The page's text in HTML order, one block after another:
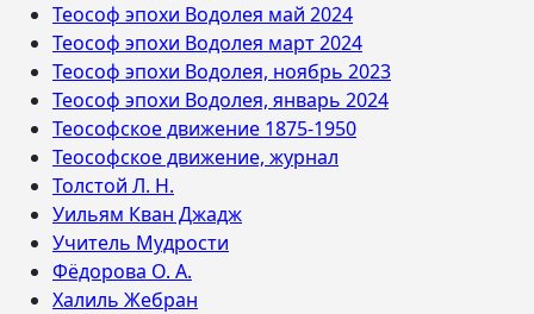
Теософ эпохи Водолея май 2024
Теософ эпохи Водолея март 2024
Теософ эпохи Водолея, ноябрь 2023
Теософ эпохи Водолея, январь 2024
Теософское движение 1875-1950
Теософское движение, журнал
Толстой Л. Н.
Уильям Кван Джадж
Учитель Мудрости
Фёдорова О. А.
Халиль Жебран